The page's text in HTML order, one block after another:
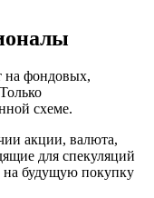
на фондовых,
схеме.
акции, валюта,
для спекуляций
на будущую покупку